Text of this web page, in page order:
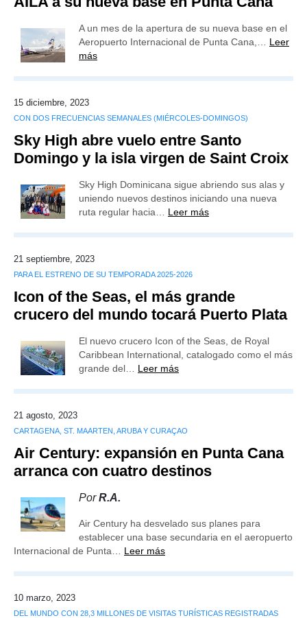
A un mes de la apertura de su nueva base en el
Aeropuerto Internacional de Punta Cana,… Leer
más
15 diciembre, 2023
CON DOS FRECUENCIAS SEMANALES (MIÉRCOLES-DOMINGOS)
Sky High abre vuelo entre Santo
Domingo y la isla virgen de Saint Croix
Sky High Dominicana sigue abriendo sus alas y
uniendo nuevos destinos iniciando una nueva
ruta regular hacia… Leer más
21 septiembre, 2023
PARA EL ESTRENO DE SU TEMPORADA 2025-2026
Icon of the Seas, el más grande
crucero del mundo tocará Puerto Plata
El nuevo crucero Icon of the Seas, de Royal
Caribbean International, catalogado como el más
grande del… Leer más
21 agosto, 2023
CARTAGENA, ST. MAARTEN, ARUBA Y CURAÇAO
Air Century: expansión en Punta Cana
arranca con cuatro destinos
PorR.A.
Air Century ha desvelado sus planes para
establecer una base secundaria en el aeropuerto
Internacional de Punta… Leer más
10 marzo, 2023
DEL MUNDO CON 28,3 MILLONES DE VISITAS TURÍSTICAS REGISTRADAS